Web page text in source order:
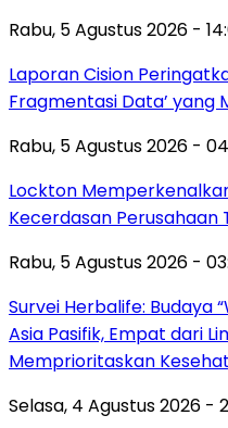
Rabu, 5 Agustus 2026 -
Laporan Cision
Fragmentasi Data’ yang
Rabu, 5 Agustus 2026 -
Lockton
Kecerdasan
Rabu, 5 Agustus 2026 -
Survei Herbalife: Budaya
Asia Pasifik, Empat dari
Memprioritaskan
Selasa, 4 Agustus 2026 -